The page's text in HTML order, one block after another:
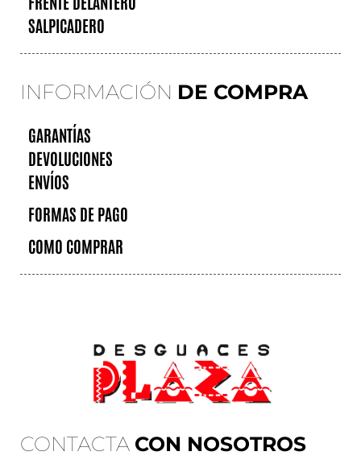
CONTACTA CON NOSOTROS
SALPICADERO
INFORMACIÓN DE COMPRA
GARANTÍAS
DEVOLUCIONES
ENVÍOS
FORMAS DE PAGO
COMO COMPRAR